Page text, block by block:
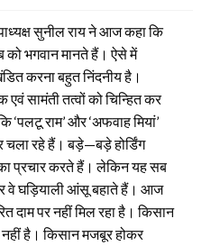
सुनील राय ने आज कहा कि
को भगवान मानते हैं। ऐसे में
करना बहुत निंदनीय है।
सामंती तत्वों को चिन्हित कर
राम’ और ‘अफवाह मियां’
चला रहे हैं। बड़े—बड़े होर्डिंग
प्रचार करते हैं। लेकिन यह सब
वे घड़ियाली आंसू बहाते हैं। आज
दाम पर नहीं मिल रहा है। किसान
है। किसान मजबूर होकर